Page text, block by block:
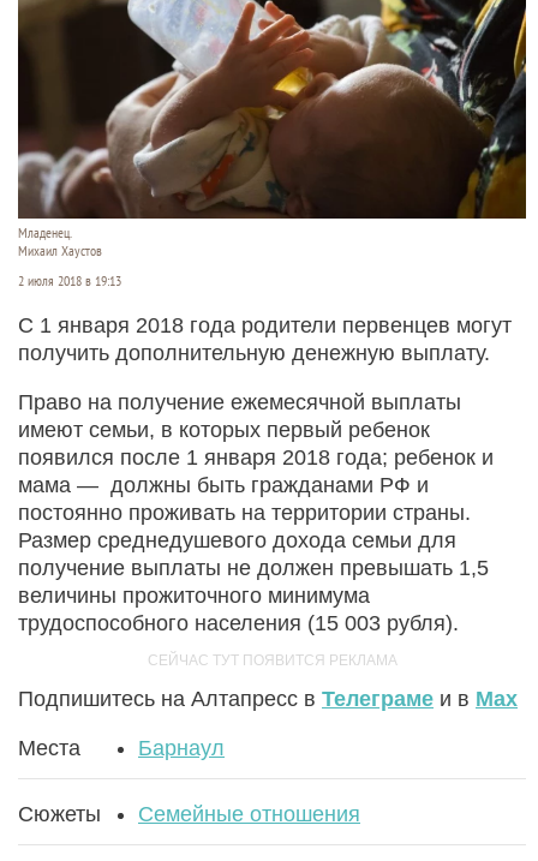
Младенец.
Михаил Хаустов
2 июля 2018 в 19:13
С 1 января 2018 года родители первенцев могут
получить дополнительную денежную выплату.
Право на получение ежемесячной выплаты
имеют семьи, в которых первый ребенок
появился после 1 января 2018 года; ребенок и
мама — должны быть гражданами РФ и
постоянно проживать на территории страны.
Размер среднедушевого дохода семьи для
получение выплаты не должен превышать 1,5
величины прожиточного минимума
трудоспособного населения (15 003 рубля).
Подпишитесь на Алтапресс в Телеграме и в Max
Места Барнаул
Сюжеты Семейные отношения